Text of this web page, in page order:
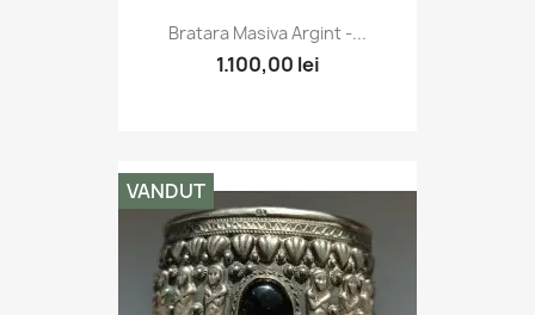
Bratara Masiva Argint -...
1.100,00 lei
VANDUT